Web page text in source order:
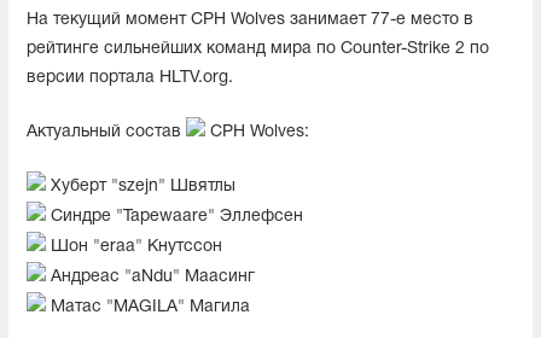
На текущий момент CPH Wolves занимает 77-е место в
рейтинге сильнейших команд мира по Counter-Strike 2 по
версии портала HLTV.org.
Актуальный состав CPH Wolves:
Хуберт "szejn" Швятлы
Синдре "Tapewaare" Эллефсен
Шон "⁠eraa⁠" Кнутссон
Андреас "aNdu" Маасинг
Матас "⁠MAGILA⁠" Магила